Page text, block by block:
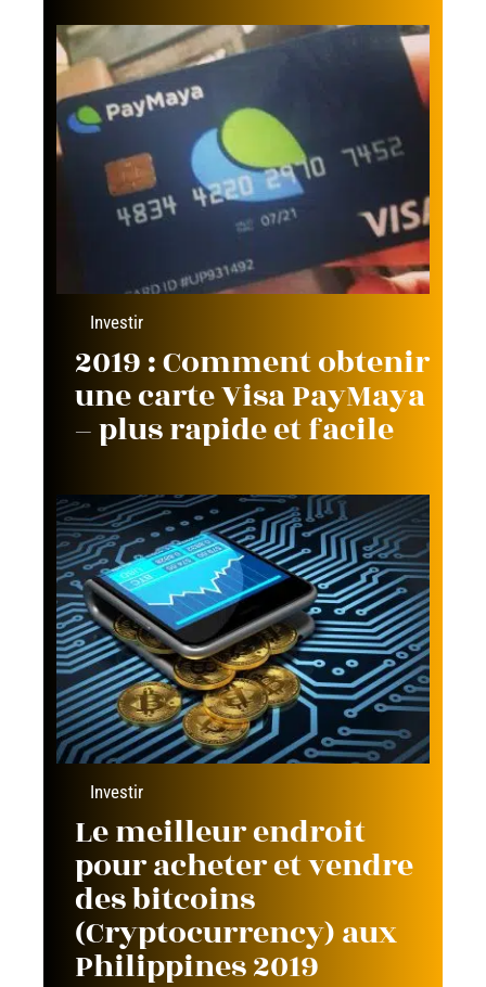
Investir
2019 : Comment obtenir
une carte Visa PayMaya
– plus rapide et facile
Investir
Le meilleur endroit
pour acheter et vendre
des bitcoins
(Cryptocurrency) aux
Philippines 2019